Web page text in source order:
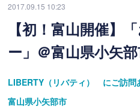
2017.09.15 10:23
【初！富山開催】
ー」＠富山県小矢
LIBERTY（リバティ） にご訪問
富山県小矢部市